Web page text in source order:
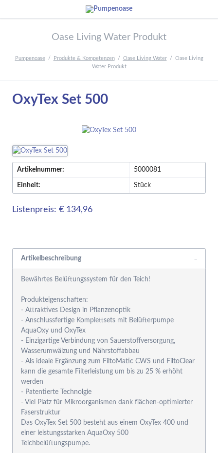
Oase Living Water Produkt
Pumpenoase Produkte & Kompetenzen Oase Living Water
Oase Living
Water Produkt
OxyTex Set 500
Artikelnummer: 5000081
Einheit: Stück
Listenpreis: € 134,96
Artikelbeschreibung
Bewährtes Belüftungssystem für den Teich!
Produkteigenschaften:
- Attraktives Design in Pflanzenoptik
- Anschlussfertige Komplettsets mit Belüfterpumpe
AquaOxy und OxyTex
- Einzigartige Verbindung von Sauerstoffversorgung,
Wasserumwälzung und Nährstoffabbau
- Als ideale Ergänzung zum FiltoMatic CWS und FiltoClear
kann die gesamte Filterleistung um bis zu 25 % erhöht
werden
- Patentierte Technolgie
- Viel Platz für Mikroorganismen dank flächen-optimierter
Faserstruktur
Das OxyTex Set 500 besteht aus einem OxyTex 400 und
einer leistungsstarken AquaOxy 500
Teichbelüftungspumpe.